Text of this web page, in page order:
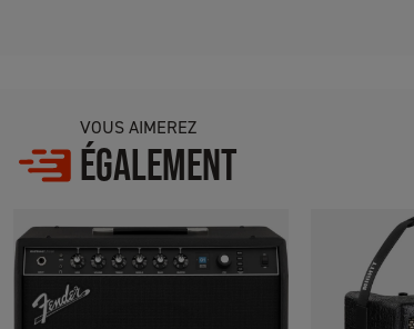
VOUS AIMEREZ
ÉGALEMENT